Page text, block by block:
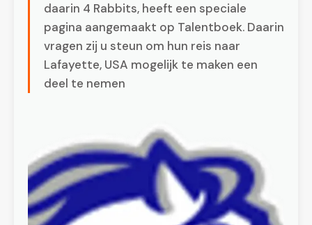
daarin 4 Rabbits, heeft een speciale
pagina aangemaakt op Talentboek. Daarin
vragen zij u steun om hun reis naar
Lafayette, USA mogelijk te maken een
deel te nemen